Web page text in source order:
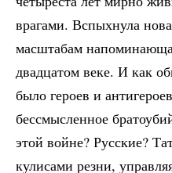
врагами. Вспыхнула
масштабам
двадцатом веке. И как
было героев и
бессмысленное
этой войне? Русские?
кулисами резни,